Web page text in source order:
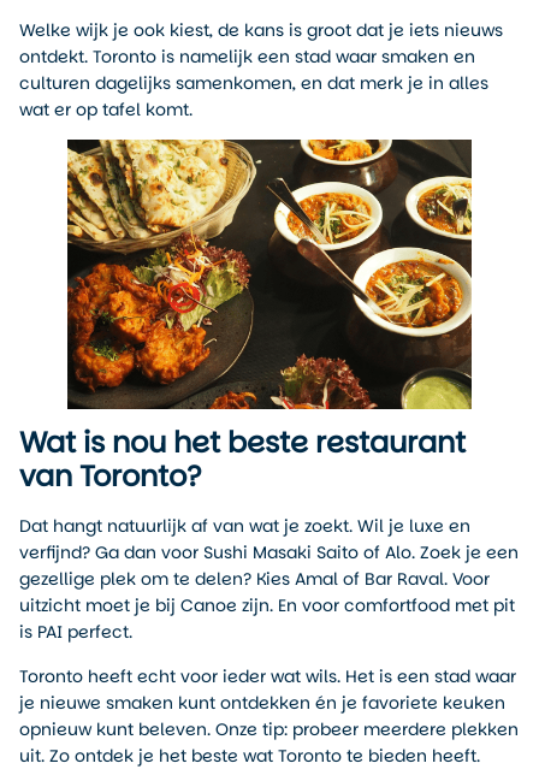
Welke wijk je ook kiest, de kans is groot dat je iets nieuws
ontdekt. Toronto is namelijk een stad waar smaken en
culturen dagelijks samenkomen, en dat merk je in alles
wat er op tafel komt.
Wat is nou het beste restaurant
van Toronto?
Dat hangt natuurlijk af van wat je zoekt. Wil je luxe en
verfijnd? Ga dan voor Sushi Masaki Saito of Alo. Zoek je een
gezellige plek om te delen? Kies Amal of Bar Raval. Voor
uitzicht moet je bij Canoe zijn. En voor comfortfood met pit
is PAI perfect.
Toronto heeft echt voor ieder wat wils. Het is een stad waar
je nieuwe smaken kunt ontdekken én je favoriete keuken
opnieuw kunt beleven. Onze tip: probeer meerdere plekken
uit. Zo ontdek je het beste wat Toronto te bieden heeft.